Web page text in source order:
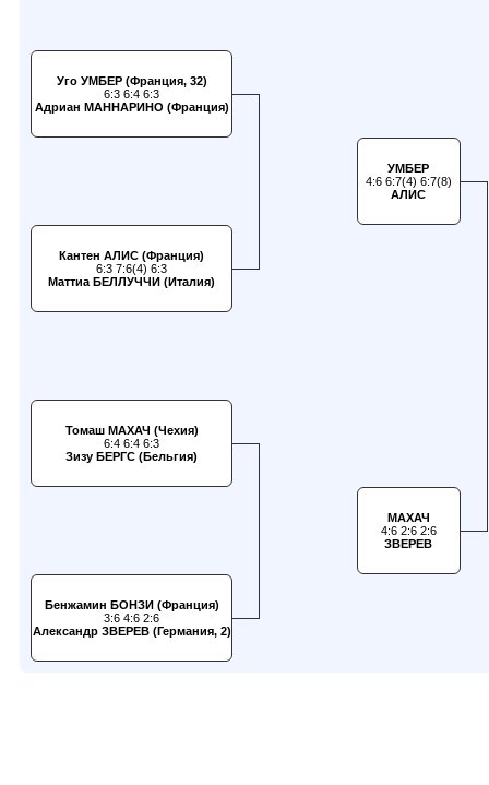
Уго УМБЕР (Франция, 32)
6:3 6:4 6:3
Адриан МАННАРИНО (Франция)
Кантен АЛИС (Франция)
6:3 7:6(4) 6:3
Маттиа БЕЛЛУЧЧИ (Италия)
Томаш МАХАЧ (Чехия)
6:4 6:4 6:3
Зизу БЕРГС (Бельгия)
Бенжамин БОНЗИ (Франция)
3:6 4:6 2:6
Александр ЗВЕРЕВ (Германия, 2)
УМБЕР
4:6 6:7(4) 6:7(8)
АЛИС
МАХАЧ
4:6 2:6 2:6
ЗВЕРЕВ